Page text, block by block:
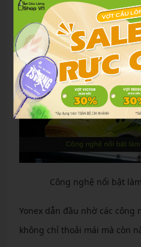
Công nghệ nổi bật
Yonex dẫn đầu nhờ các
không chỉ thoải mái mà còn